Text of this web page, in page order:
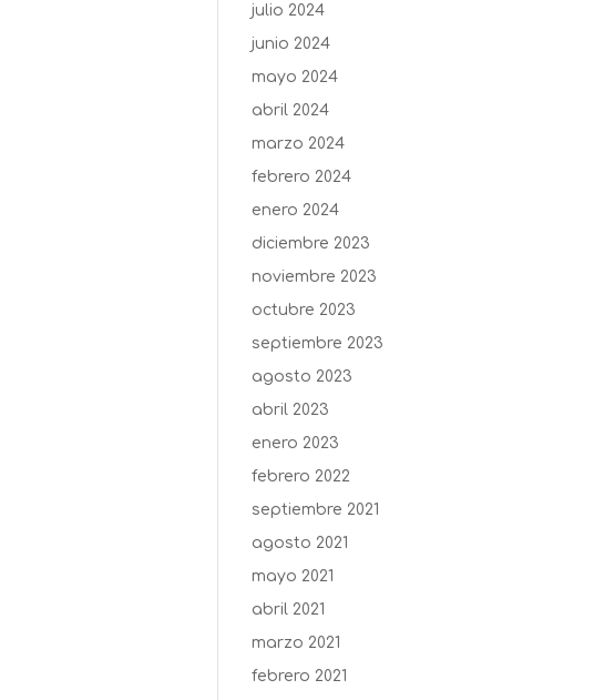
julio 2024
junio 2024
mayo 2024
abril 2024
marzo 2024
febrero 2024
enero 2024
diciembre 2023
noviembre 2023
octubre 2023
septiembre 2023
agosto 2023
abril 2023
enero 2023
febrero 2022
septiembre 2021
agosto 2021
mayo 2021
abril 2021
marzo 2021
febrero 2021